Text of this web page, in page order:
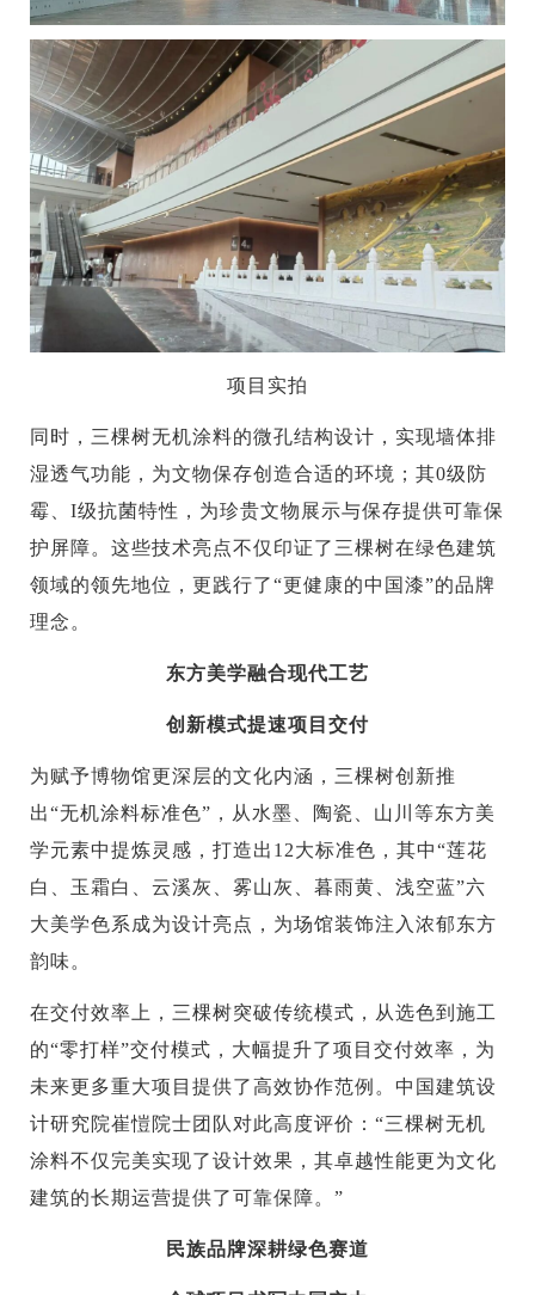
项目实拍
同时，三棵树无机涂料的微孔结构设计，实现墙体排
湿透气功能，为文物保存创造合适的环境；其0级防
霉、I级抗菌特性，为珍贵文物展示与保存提供可靠保
护屏障。这些技术亮点不仅印证了三棵树在绿色建筑
领域的领先地位，更践行了“更健康的中国漆”的品牌
理念。
东方美学融合现代工艺
创新模式提速项目交付
为赋予博物馆更深层的文化内涵，三棵树创新推
出“无机涂料标准色”，从水墨、陶瓷、山川等东方美
学元素中提炼灵感，打造出12大标准色，其中“莲花
白、玉霜白、云溪灰、雾山灰、暮雨黄、浅空蓝”六
大美学色系成为设计亮点，为场馆装饰注入浓郁东方
韵味。
在交付效率上，三棵树突破传统模式，从选色到施工
的“零打样”交付模式，大幅提升了项目交付效率，为
未来更多重大项目提供了高效协作范例。中国建筑设
计研究院崔愷院士团队对此高度评价：“三棵树无机
涂料不仅完美实现了设计效果，其卓越性能更为文化
建筑的长期运营提供了可靠保障。”
民族品牌深耕绿色赛道